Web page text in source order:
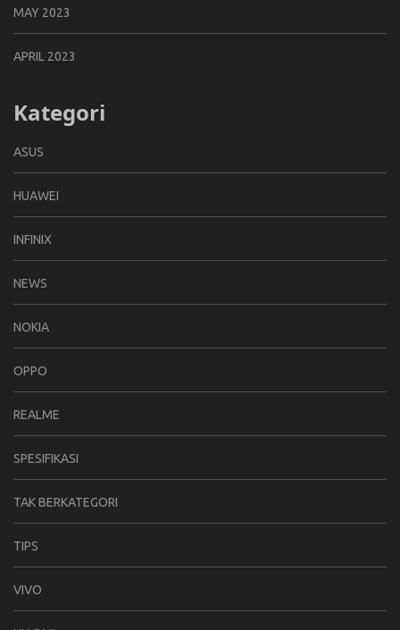
MAY 2023
APRIL 2023
Kategori
ASUS
HUAWEI
INFINIX
NEWS
NOKIA
OPPO
REALME
SPESIFIKASI
TAK BERKATEGORI
TIPS
VIVO